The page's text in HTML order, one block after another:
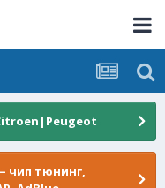
чип тюнинг,